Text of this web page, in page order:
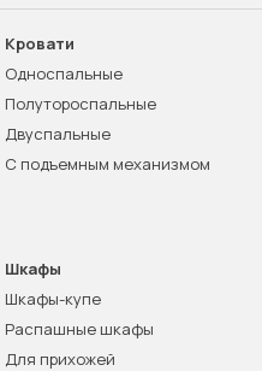
Кровати
Односпальные
Полутороспальные
Двуспальные
С подъемным механизмом
Шкафы
Шкафы-купе
Распашные шкафы
Для прихожей